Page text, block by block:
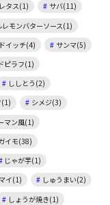
タス(1)
サバ(11)
モンバターソース(1)
イッチ(4)
サンマ(5)
ピラフ(1)
ししとう(2)
(1)
シメジ(3)
マン風(1)
イモ(38)
じゃが芋(1)
イ(1)
しゅうまい(2)
しょうが焼き(1)